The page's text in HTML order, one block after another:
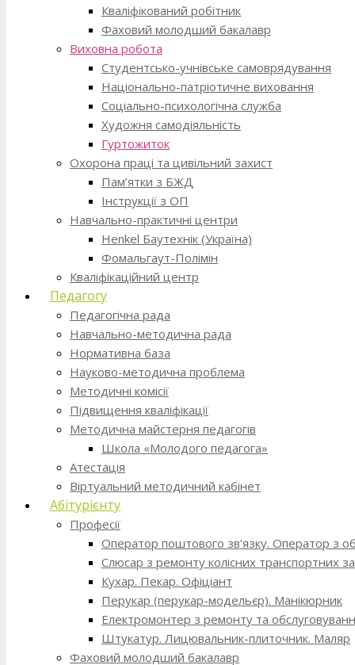
Кваліфікований робітник
Фаховий молодший бакалавр
Виховна робота
Студентсько-учнівське самоврядування
Національно-патріотичне виховання
Соціально-психологічна служба
Художня самодіяльність
Гуртожиток
Охорона праці та цивільний захист
Пам’ятки з БЖД
Інструкції з ОП
Навчально-практичні центри
Henkel Баутехнік (Україна)
Фомальгаут-Полімін
Кваліфікаційний центр
Педагогу
Педагогічна рада
Навчально-методична рада
Нормативна база
Науково-методична проблема
Методичні комісії
Підвищення кваліфікації
Методична майстерня педагогів
Школа «Молодого педагога»
Атестація
Віртуальний методичний кабінет
Абітурієнту
Професії
Оператор поштового зв’язку. Оператор з
Слюсар з ремонту колісних транспортних
Кухар. Пекар. Офіціант
Перукар (перукар-модельєр). Манікюрник
Електромонтер з ремонту та
Штукатур. Лицювальник-плиточник. Маляр
Фаховий молодший бакалавр